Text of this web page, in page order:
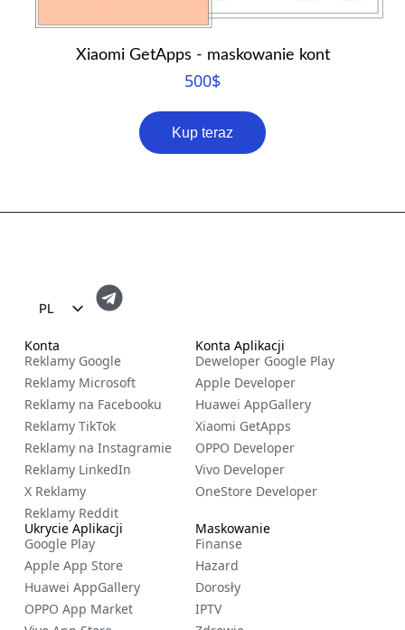
Xiaomi GetApps - maskowanie kont
500$
Kup teraz
PL
EN
FR
ES
ZH
NL
RU
DE
IT
CS
BG
Konta
Reklamy Google
Reklamy Microsoft
Reklamy na Facebooku
Reklamy TikTok
Reklamy na Instagramie
Reklamy LinkedIn
X Reklamy
Reklamy Reddit
Maskowanie
Finanse
Hazard
Dorosły
IPTV
Konta Aplikacji
Deweloper Google Play
Apple Developer
Huawei AppGallery
Xiaomi GetApps
OPPO Developer
Vivo Developer
OneStore Developer
Ukrycie Aplikacji
Google Play
Apple App Store
Huawei AppGallery
OPPO App Market